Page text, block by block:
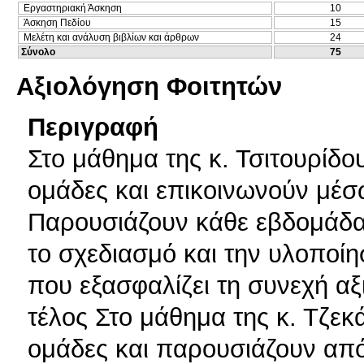
Εργαστηριακή Άσκηση
10
Άσκηση Πεδίου
15
Μελέτη και ανάλυση βιβλίων και άρθρων
24
Σύνολο
75
Αξιολόγηση Φοιτητών
Περιγραφή
Στο μάθημα της κ.
ομάδες και επικοινωνούν
Παρουσιάζουν κάθε
το σχεδιασμό και την
που εξασφαλίζει τη συνεχή
τέλος Στο μάθημα της κ.
ομάδες και παρουσιάζουν